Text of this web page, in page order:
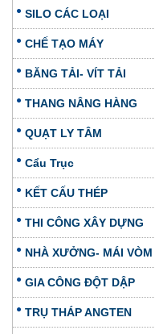
SILO CÁC LOẠI
CHẾ TẠO MÁY
BĂNG TẢI- VÍT TẢI
THANG NÂNG HÀNG
QUẠT LY TÂM
Cẩu Trục
KẾT CẤU THÉP
THI CÔNG XÂY DỰNG
NHÀ XƯỞNG- MÁI VÒM
GIA CÔNG ĐỘT DẬP
TRỤ THÁP ANGTEN